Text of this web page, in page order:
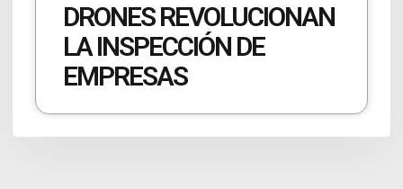
DRONES REVOLUCIONAN
LA INSPECCIÓN DE
EMPRESAS